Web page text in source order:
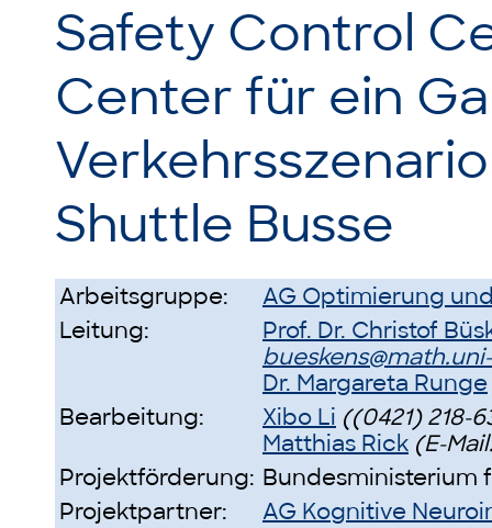
Safety Control
Center für ein
Shuttle Busse
Arbeitsgruppe:
AG Optimierung
Leitung:
Prof. Dr. Christof
Dr. Margareta Runge
Bearbeitung:
Xibo Li ((0421) 218-
Matthias Rick (E-
Projektförderung: Bundesministerium
Projektpartner:
AG Kognitive